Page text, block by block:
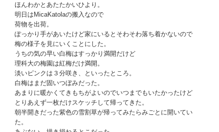
ほんわかとあたたかいひより。
明日はMicaKatolaの搬入なので
荷物を出荷。
ぽっかり手があいたけど家にいるとそわそわ落ち着かないので
梅の様子を見にいくことにした。
うちの気の早い白梅はすっかり満開だけど
理科大の梅園は紅梅だけ満開。
淡いピンクは３分咲き、といったところ。
白梅はまだ固いつぼみだった。
あまりに暖かくてきもちがよいのでいつまでもいたかったけど
とりあえず一枚だけスケッチして帰ってきた。
朝半開きだった紫色の雪割草が帰ってみたらみごとに開いてい
た。